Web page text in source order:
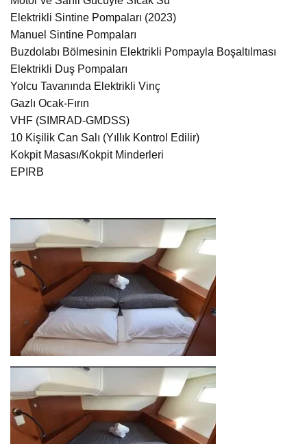
Elektrikli Sintine Pompaları (2023)
Manuel Sintine Pompaları
Buzdolabı Bölmesinin Elektrikli Pompayla Boşaltılması
Elektrikli Duş Pompaları
Yolcu Tavanında Elektrikli Vinç
Gazlı Ocak-Fırın
VHF (SIMRAD-GMDSS)
10 Kişilik Can Salı (Yıllık Kontrol Edilir)
Kokpit Masası/Kokpit Minderleri
EPIRB